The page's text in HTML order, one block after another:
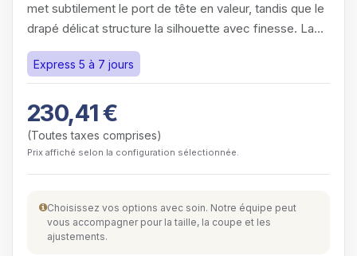
met subtilement le port de tête en valeur, tandis que le
drapé délicat structure la silhouette avec finesse. La…
Express 5 à 7 jours
230,41€
(Toutes taxes comprises)
Prix affiché selon la configuration sélectionnée.
Choisissez vos options avec soin. Notre équipe peut
vous accompagner pour la taille, la coupe et les
ajustements.